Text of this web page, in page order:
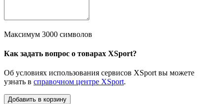
Максимум 3000 символов
Как задать вопрос о товарах XSport?
Об условиях использования сервисов XSport вы можете
узнать в справочном центре XSport.
Добавить в корзину